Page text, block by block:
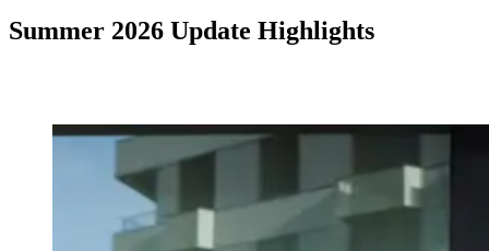
Summer 2026 Update Highlights